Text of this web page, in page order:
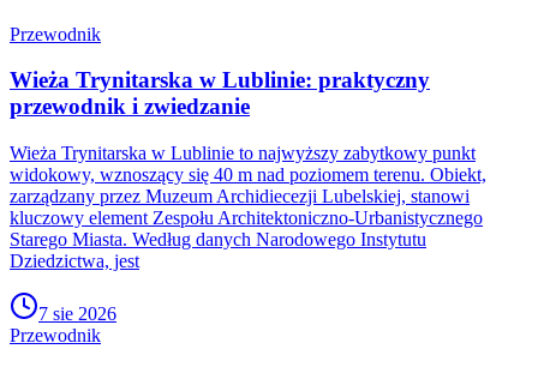
Przewodnik
Wieża Trynitarska w Lublinie: praktyczny
przewodnik i zwiedzanie
Wieża Trynitarska w Lublinie to najwyższy zabytkowy punkt
widokowy, wznoszący się 40 m nad poziomem terenu. Obiekt,
zarządzany przez Muzeum Archidiecezji Lubelskiej, stanowi
kluczowy element Zespołu Architektoniczno-Urbanistycznego
Starego Miasta. Według danych Narodowego Instytutu
Dziedzictwa, jest
7 sie 2026
Przewodnik